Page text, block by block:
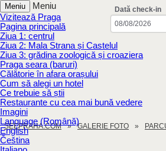
Meniu
Meniu
Vizitează Praga
Pagina principală
Ziua 1: centrul
Ziua 2: Mala Strana și Castelul
Ziua 3: grădina zoologică și croaziera
Praga seara (baruri)
Călătorie în afara orașului
Cum să alegi un hotel
Ce trebuie să știi
Restaurante cu cea mai bună vedere
Imagini
Language (Română)
English
Čeština
Dată check-in
SEEPRAHA.COM GALERIE FOTO